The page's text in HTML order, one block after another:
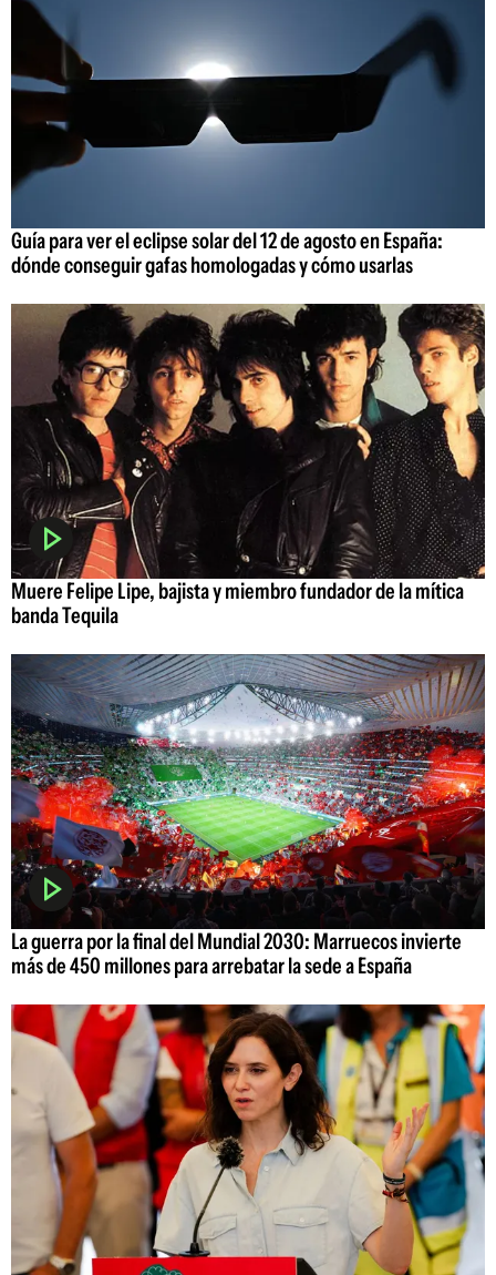
Guía para ver el eclipse solar del 12 de agosto en España:
dónde conseguir gafas homologadas y cómo usarlas
Muere Felipe Lipe, bajista y miembro fundador de la mítica
banda Tequila
La guerra por la final del Mundial 2030: Marruecos invierte
más de 450 millones para arrebatar la sede a España